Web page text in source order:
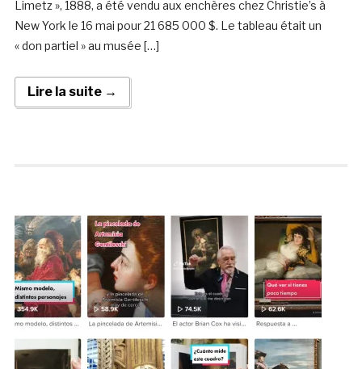
Limetz », 1888, a été vendu aux enchères chez Christie’s à
New York le 16 mai pour 21 685 000 $. Le tableau était un
« don partiel » au musée […]
Lire la suite →